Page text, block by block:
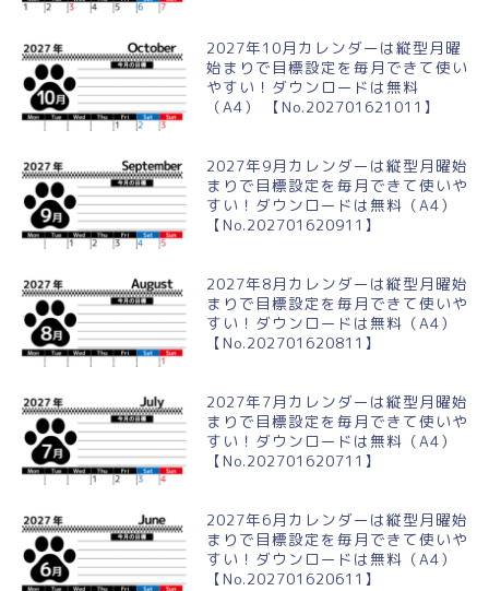
2027年10月カレンダーは縦型月曜
始まりで目標設定を毎月できて使い
やすい！ダウンロードは無料
（A4） 【No.202701621011】
2027年9月カレンダーは縦型月曜始
まりで目標設定を毎月できて使いや
すい！ダウンロードは無料（A4）
【No.202701620911】
2027年8月カレンダーは縦型月曜始
まりで目標設定を毎月できて使いや
すい！ダウンロードは無料（A4）
【No.202701620811】
2027年7月カレンダーは縦型月曜始
まりで目標設定を毎月できて使いや
すい！ダウンロードは無料（A4）
【No.202701620711】
2027年6月カレンダーは縦型月曜始
まりで目標設定を毎月できて使いや
すい！ダウンロードは無料（A4）
【No.202701620611】